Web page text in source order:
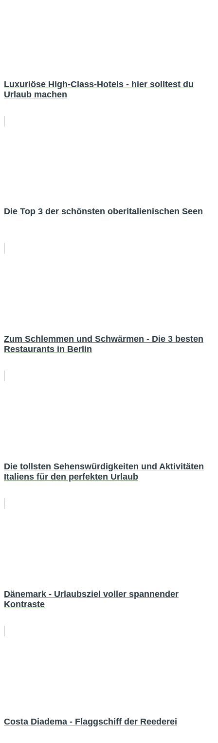
Luxuriöse High-Class-Hotels - hier solltest du
Urlaub machen
Die Top 3 der schönsten oberitalienischen Seen
Zum Schlemmen und Schwärmen - Die 3 besten
Restaurants in Berlin
Die tollsten Sehenswürdigkeiten und Aktivitäten
Italiens für den perfekten Urlaub
Dänemark - Urlaubsziel voller spannender
Kontraste
Costa Diadema - Flaggschiff der Reederei